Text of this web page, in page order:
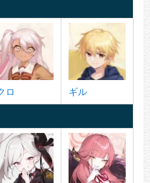
ロ ギル